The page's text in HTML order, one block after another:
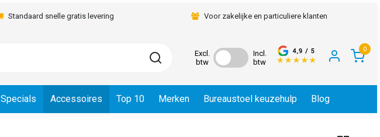
Standaard snelle gratis levering Voor zakelijke en particuliere klanten
Excl.
btw
Incl.
btw
0
Specials Accessoires Top 10 Merken Bureaustoel keuzehulp Blog